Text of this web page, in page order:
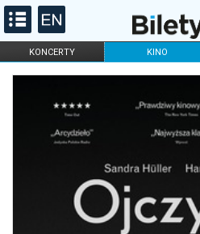
KONCERTY KINO
FILHARMONIA OPERA I BALET
DLA DZIECI
ONLINE